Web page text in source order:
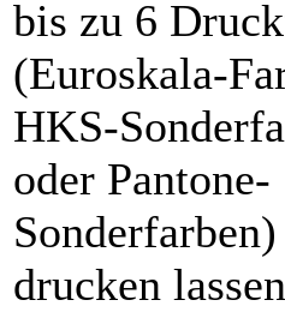
bis zu 6
(Euroskala-
HKS-
oder Pantone-
drucken lassen